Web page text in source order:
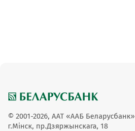
© 2001-2026, ААТ «ААБ Беларусбанк»
г.Мінск, пр.Дзяржынскага, 18